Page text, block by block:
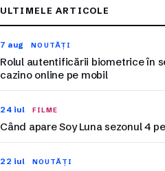
ULTIMELE ARTICOLE
7 aug NOUTĂȚI
Rolul autentificării biometrice în
cazino online pe mobil
24 iul FILME
Când apare Soy Luna sezonul 4
22 iul NOUTĂȚI